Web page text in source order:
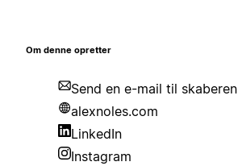
Om denne opretter
Send en e-mail til skaberen
alexnoles.com
LinkedIn
Instagram